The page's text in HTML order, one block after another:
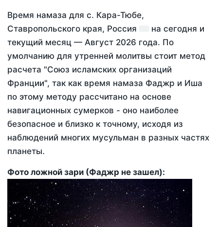
Время намаза для с. Кара-Тюбе,
Ставропольского края, Россия
на сегодня и
текущий месяц — Август 2026 года. По
умолчанию для утренней молитвы стоит метод
расчета "Союз исламских организаций
Франции", так как время намаза Фаджр и Иша
по этому методу рассчитано на основе
навигационных сумерков - оно наиболее
безопасное и близко к точному, исходя из
наблюдений многих мусульман в разных частях
планеты.
Фото ложной зари (Фаджр не зашел):